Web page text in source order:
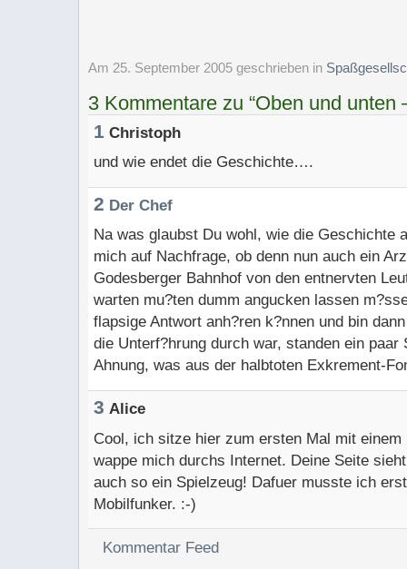
Am 25. September 2005 geschrieben in
3 Kommentare zu “Oben und unten
1 Christoph
und wie endet die Geschichte….
2 Der Chef
Na was glaubst Du wohl, wie die Geschichte
mich auf Nachfrage, ob denn nun auch ein
Godesberger Bahnhof von den entnervten
warten mu?ten dumm angucken lassen
flapsige Antwort anh?ren k?nnen und bin
die Unterf?hrung durch war, standen ein paar
Ahnung, was aus der halbtoten Exkrement-
3 Alice
Cool, ich sitze hier zum ersten Mal mit einem
wappe mich durchs Internet. Deine Seite
auch so ein Spielzeug! Dafuer musste ich
Mobilfunker. :-)
Kommentar Feed